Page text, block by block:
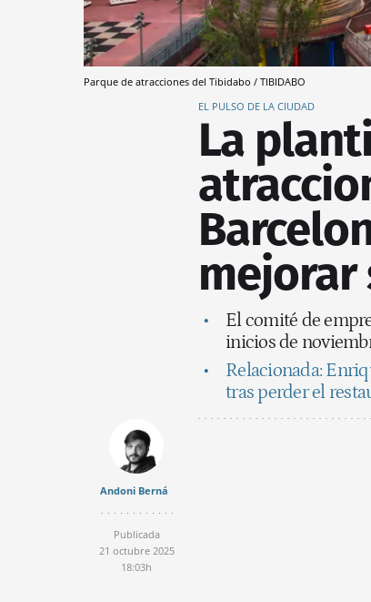
Parque de atracciones del Tibidabo / TIBIDABO
EL PULSO DE LA CIUDAD
La
mejorar
El comité de
inicios de
Relacionada:
tras perder el
Andoni Berná
Publicada
21 octubre 2025
18:03h